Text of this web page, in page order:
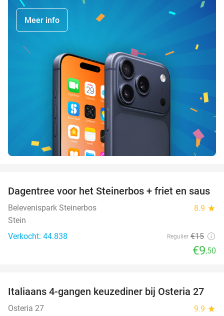
Meer info
37%
Dagentree voor het Steinerbos + friet en saus
Belevenispark Steinerbos 8.9 star
Stein
Verkocht: 44.838
Regulier €15
€9,50
41%
Italiaans 4-gangen keuzediner bij Osteria 27
Osteria 27 9.9 star